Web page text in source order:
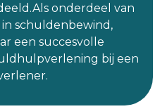
onderdeel van
schuldenbewind,
een succesvolle
bij een